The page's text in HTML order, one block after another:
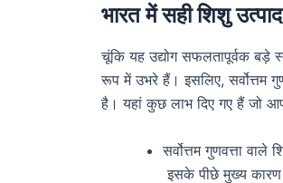
भारत में सही शिशु
चूंकि यह उद्योग सफलतापूर्वक बड़े
रूप में उभरे हैं। इसलिए, सर्वोत्तम
है। यहां कुछ लाभ दिए गए हैं जो
सर्वोत्तम गुणवत्ता
इसके पीछे मुख्य कारण